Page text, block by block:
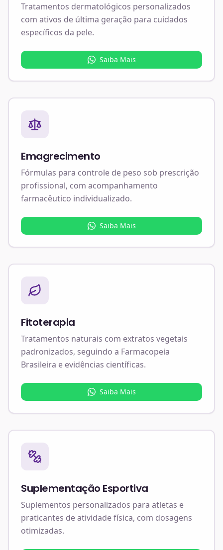
Tratamentos dermatológicos personalizados
com ativos de última geração para cuidados
específicos da pele.
Saiba Mais
Emagrecimento
Fórmulas para controle de peso sob prescrição
profissional, com acompanhamento
farmacêutico individualizado.
Saiba Mais
Fitoterapia
Tratamentos naturais com extratos vegetais
padronizados, seguindo a Farmacopeia
Brasileira e evidências científicas.
Saiba Mais
Suplementação Esportiva
Suplementos personalizados para atletas e
praticantes de atividade física, com dosagens
otimizadas.